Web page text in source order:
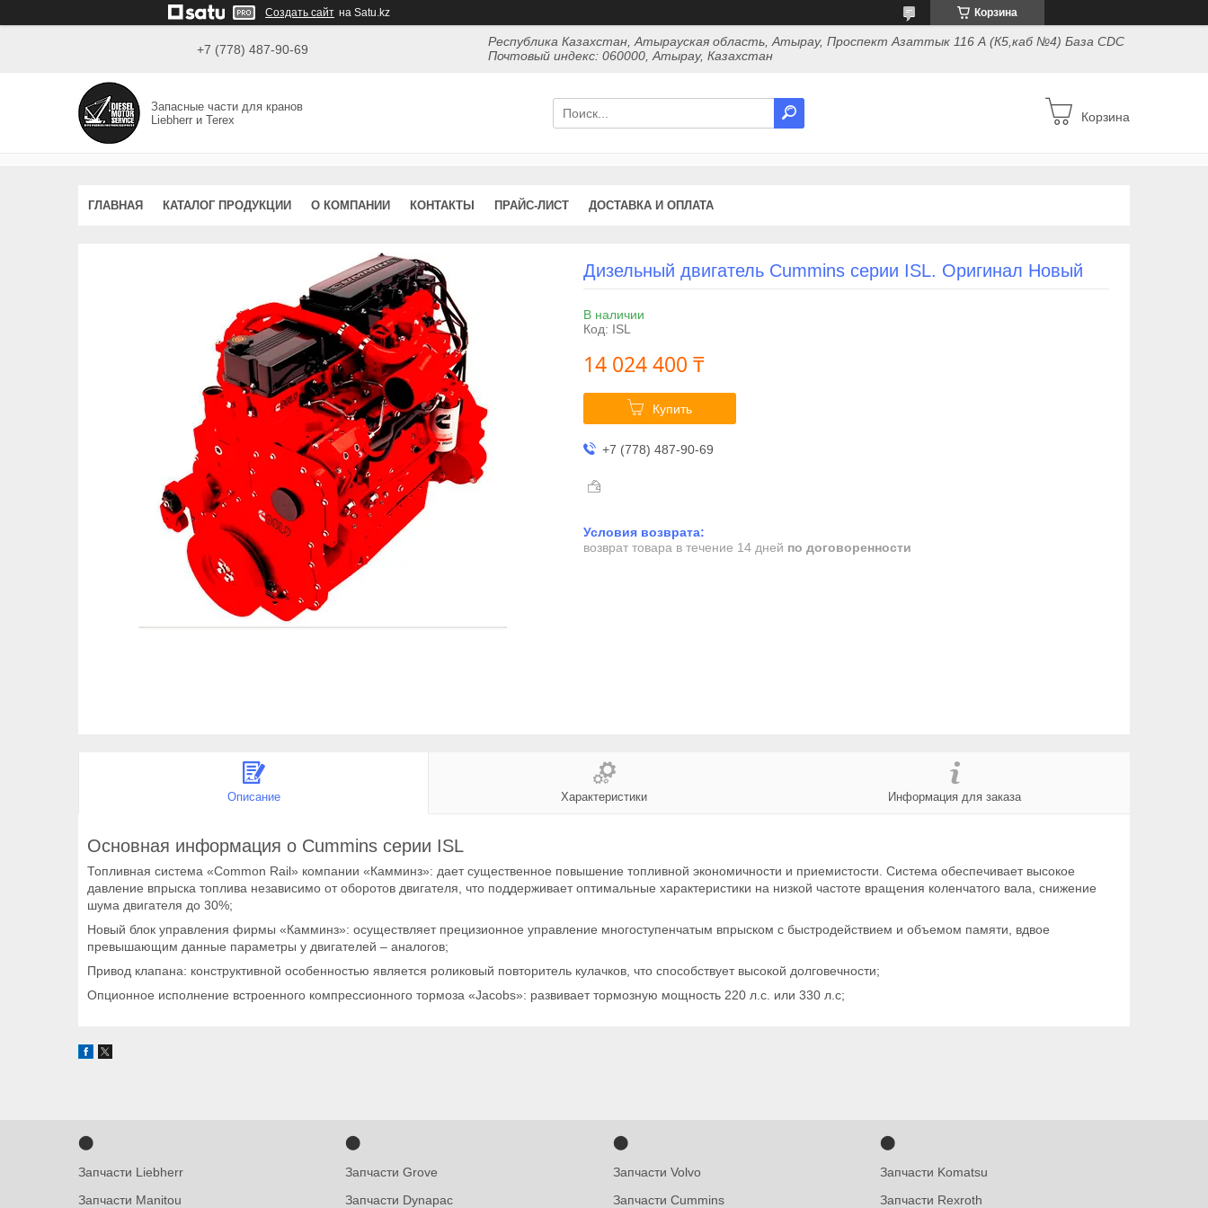
Создать сайт на Satu.kz Корзина
+7 (778) 487-90-69
Республика Казахстан, Атырауская область, Атырау, Проспект Азаттык 116 А (К5,каб №4) База CDC
Почтовый индекс: 060000, Атырау, Казахстан
Запасные части для кранов
Liebherr и Terex
Корзина
ГЛАВНАЯ КАТАЛОГ ПРОДУКЦИИ О КОМПАНИИ КОНТАКТЫ ПРАЙС-ЛИСТ ДОСТАВКА И ОПЛАТА
Дизельный двигатель Cummins cерии ISL. Оригинал Новый
В наличии
Код: ISL
14 024 400 ₸
Купить
+7 (778) 487-90-69
возврат товара в течение 14 дней по договоренности
Описание Характеристики Информация для заказа
Основная информация о Cummins серии ISL
Топливная система «Common Rail» компании «Камминз»: дает существенное повышение топливной экономичности и приемистости. Система обеспечивает высокое
давление впрыска топлива независимо от оборотов двигателя, что поддерживает оптимальные характеристики на низкой частоте вращения коленчатого вала, снижение
шума двигателя до 30%;
Новый блок управления фирмы «Камминз»: осуществляет прецизионное управление многоступенчатым впрыском с быстродействием и объемом памяти, вдвое
превышающим данные параметры у двигателей – аналогов;
Привод клапана: конструктивной особенностью является роликовый повторитель кулачков, что способствует высокой долговечности;
Опционное исполнение встроенного компрессионного тормоза «Jacobs»: развивает тормозную мощность 220 л.с. или 330 л.с;
⬤
Запчасти Liebherr
Запчасти Manitou
⬤
Запчасти Grove
Запчасти Dynapac
⬤
Запчасти Volvo
Запчасти Cummins
⬤
Запчасти Komatsu
Запчасти Rexroth